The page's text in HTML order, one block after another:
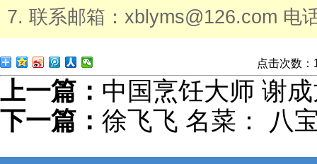
7. 联系邮箱：xblyms@126.com 电
点击次数：
上一篇： 中国烹饪大师 谢
下一篇： 徐飞飞 名菜： 八